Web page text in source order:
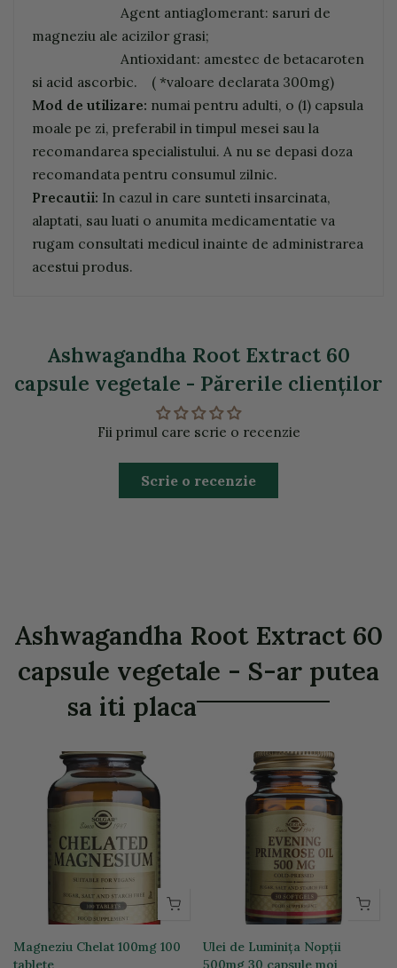
Agent antiaglomerant: saruri de
magneziu ale acizilor grasi;
Antioxidant: amestec de betacaroten
si acid ascorbic. ( *valoare declarata 300mg)
Mod de utilizare: numai pentru adulti, o (1) capsula
moale pe zi, preferabil in timpul mesei sau la
recomandarea specialistului. A nu se depasi doza
recomandata pentru consumul zilnic.
Precautii: In cazul in care sunteti insarcinata,
alaptati, sau luati o anumita medicamentatie va
rugam consultati medicul inainte de administrarea
acestui produs.
Ashwagandha Root Extract 60
capsule vegetale - Părerile clienţilor
Fii primul care scrie o recenzie
Scrie o recenzie
Ashwagandha Root Extract 60
capsule vegetale - S-ar putea
sa iti placa
Magneziu Chelat 100mg 100
tablete
Ulei de Luminița Nopții
500mg 30 capsule moi